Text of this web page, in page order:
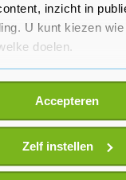
inzicht in
U kunt kiezen
doelen.
willen we ook graag:
verzamelen over uw
een paar meter
identificeren door
Accepteren
Zelf instellen
was Tratnik
Sloveen zijn
Vorig jaar
Roglic af in